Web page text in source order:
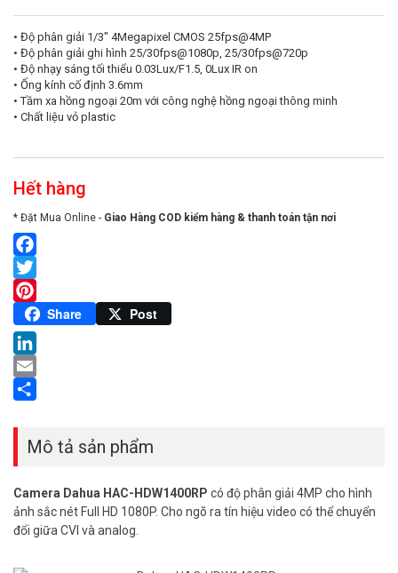
• Độ phân giải 1/3″ 4Megapixel CMOS 25fps@4MP
• Độ phân giải ghi hình 25/30fps@1080p, 25/30fps@720p
• Độ nhạy sáng tối thiểu 0.03Lux/F1.5, 0Lux IR on
​• Ống kính cố định 3.6mm
• Tầm xa hồng ngoại 20m với công nghệ hồng ngoại thông minh
• Chất liệu vỏ plastic
Hết hàng
* Đặt Mua Online - Giao Hàng COD kiểm hàng & thanh toán tận nơi
Facebook
Twitter
Pinterest
Share Post
LinkedIn
Email
Mô tả sản phẩm
Camera Dahua HAC-HDW1400RP có độ phân giải 4MP cho hình
ảnh sắc nét Full HD 1080P. Cho ngõ ra tín hiệu video có thể chuyển
đổi giữa CVI và analog.